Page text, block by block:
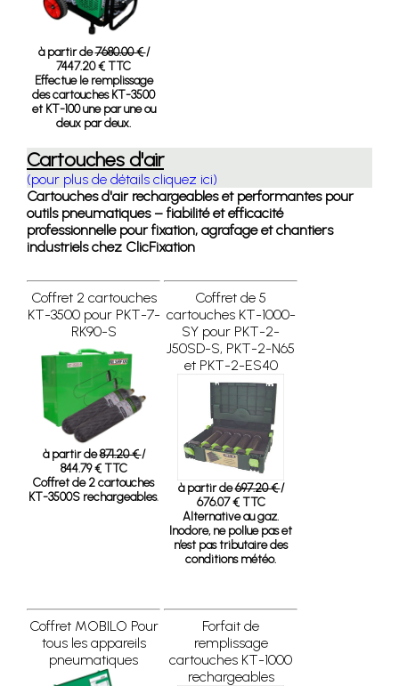
à partir de7680.00 €/
7447.20 € TTC
Effectue le remplissage
des cartouches KT-3500
et KT-100 une par une ou
deux par deux.
Cartouches d'air
(pour plus de détails cliquez ici)
Cartouches d'air rechargeables et performantes pour
outils pneumatiques – fiabilité et efficacité
professionnelle pour fixation, agrafage et chantiers
industriels chez ClicFixation
Coffret 2 cartouches
KT-3500 pour PKT-7-
RK90-S
à partir de871.20 €/
844.79 € TTC
Coffret de 2 cartouches
KT-3500S rechargeables.
Coffret de 5
cartouches KT-1000-
SY pour PKT-2-
J50SD-S, PKT-2-N65
et PKT-2-ES40
à partir de697.20 €/
676.07 € TTC
Alternative au gaz.
Inodore, ne pollue pas et
n’est pas tributaire des
conditions météo.
Coffret MOBILO Pour
tous les appareils
pneumatiques
Forfait de
remplissage
cartouches KT-1000
rechargeables